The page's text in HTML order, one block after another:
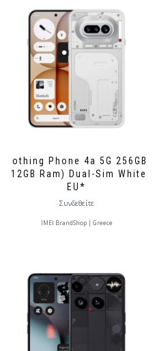
Nothing Phone 4a 5G 256GB
(12GB Ram) Dual-Sim White
EU*
Συνδεθείτε
IMEI BrandShop | Greece